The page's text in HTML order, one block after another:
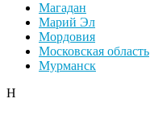
Магадан
Марий Эл
Мордовия
Московская область
Мурманск
Н